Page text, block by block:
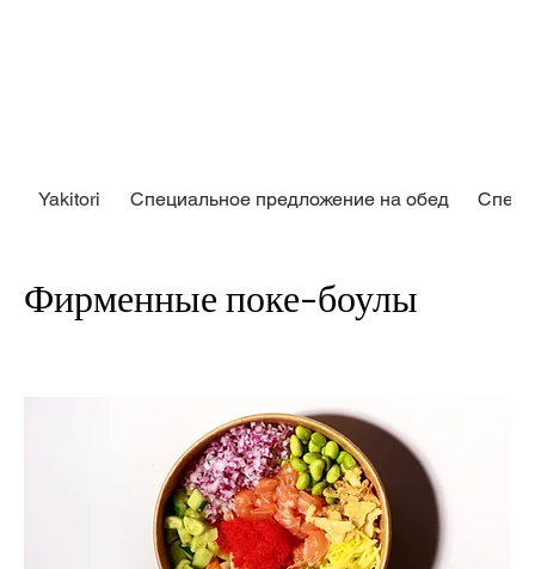
Yakitori Специальное предложение на обед
Фирменные поке-боулы